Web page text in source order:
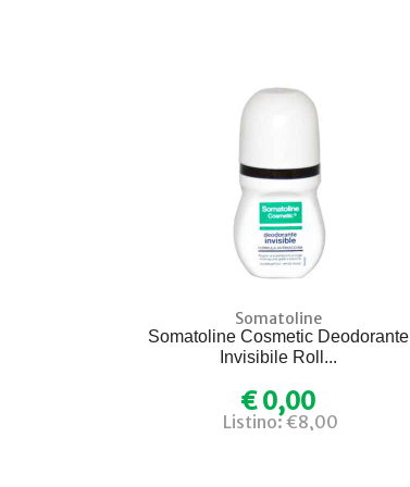
Somatoline
Somatoline Cosmetic Deodorante
Invisibile Roll...
€ 0,00
Listino: €8,00